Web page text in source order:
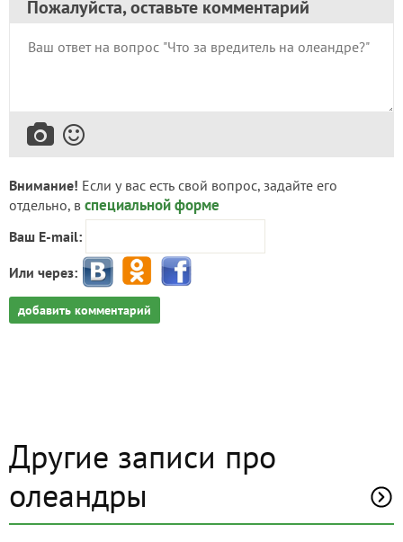
Пожалуйста, оставьте комментарий
Внимание! Если у вас есть свой вопрос, задайте его
отдельно, в специальной форме
Ваш E-mail:
Или через:
добавить комментарий
Другие записи про
олеандры